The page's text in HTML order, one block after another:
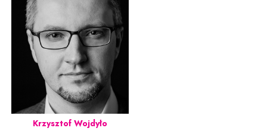
Krzysztof Wojdyło